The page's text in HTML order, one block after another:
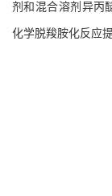
剂和混合溶剂异丙
化学脱羧胺化反应